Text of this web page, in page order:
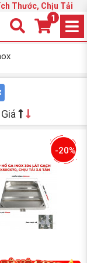
Thước, Chịu Tải
1
Giá
-20%